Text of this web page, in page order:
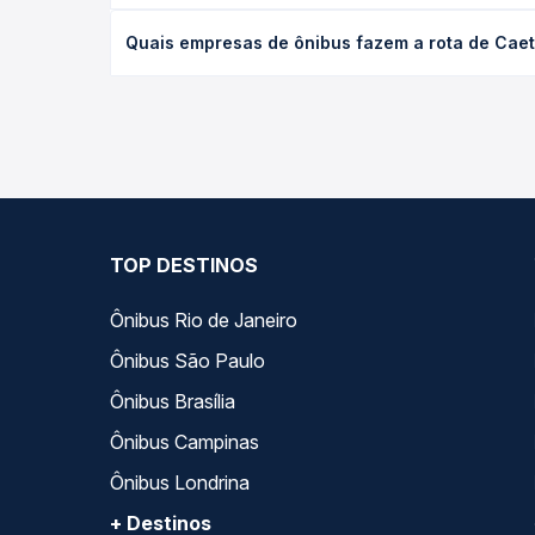
antecedência da compra. Na Quero Passagem
Quais empresas de ônibus fazem a rota de
TOP DESTINOS
Ônibus Rio de Janeiro
Ônibus São Paulo
Ônibus Brasília
Ônibus Campinas
Ônibus Londrina
+ Destinos